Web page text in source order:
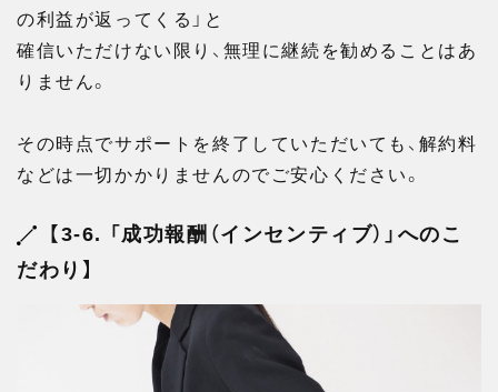
の利益が返ってくる」と
確信いただけない限り、無理に継続を勧めることはあ
りません。
その時点でサポートを終了していただいても、解約料
などは一切かかりませんのでご安心ください。
【3-6. 「成功報酬（インセンティブ）」へのこ
だわり】